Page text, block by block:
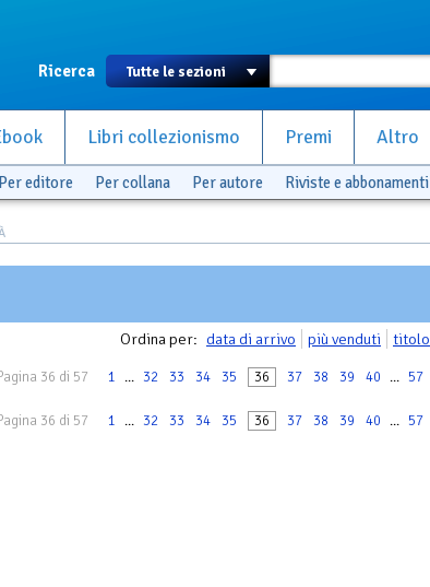
Ricerca
Libri collezionismo Premi Altro
Per editore Per collana Per autore Riviste e abbonamenti
Ordina per: data di arrivo più venduti titolo
Pagina 36 di 57 1 ... 32 33 34 35 36 37 38 39 40 ... 57
Pagina 36 di 57 1 ... 32 33 34 35 36 37 38 39 40 ... 57